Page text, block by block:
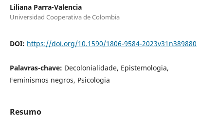
Liliana Parra-Valencia
Universidad Cooperativa de Colombia
DOI: https://doi.org/10.1590/1806-9584-2023v31n389880
Palavras-chave: Decolonialidade, Epistemologia,
Feminismos negros, Psicologia
Resumo